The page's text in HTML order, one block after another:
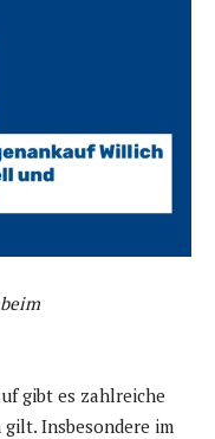
gibt es zahlreiche
Insbesondere im